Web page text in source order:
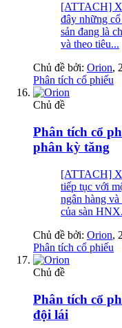
[ATTACH]
đây những
sản đang là
và theo tiêu...
Chủ đề bởi: Orion,
Phân tích cổ phiếu
Chủ đề
Phân tích cổ
phân kỳ tăng
[ATTACH]
tiếp tục với
ngân hàng
của sàn
Chủ đề bởi: Orion,
Phân tích cổ phiếu
Chủ đề
Phân tích cổ
đội lái